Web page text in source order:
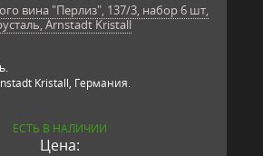
вина "Перлиз", 137/3, набор 6 шт,
Arnstadt Kristall
Kristall, Германия.
ЕСТЬ В НАЛИЧИИ
Цена: